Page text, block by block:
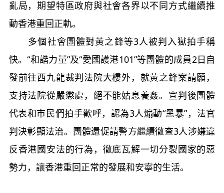
亂局，期望特區政府與社會各界以不同方式繼續推
動香港重回正軌。
多個社會團體對黃之鋒等3人被判入獄拍手稱
快。“和諧力量”及“愛國護港101”等團體的成員2日自
發前往西九龍裁判法院大樓外，就黃之鋒案請願，
支持法院從嚴懲處，絕不能姑息養姦。宣判後團體
代表和市民們拍手歡呼，認為3人煽動“黑暴”，法官
判決彰顯法治。團體還促請警方繼續徹查3人涉嫌違
反香港國安法的行為，徹底瓦解一切分裂國家的惡
勢力，讓香港重回正常的發展和安寧的生活。